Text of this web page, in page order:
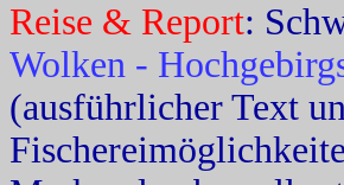
Reise & Report:
Wolken -
(ausführlicher Text